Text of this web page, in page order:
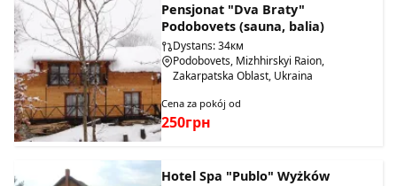
Pensjonat "Dva Braty"
Podobovets (sauna, balia)
Dystans: 34км
Podobovets, Mizhhirskyi Raion,
Zakarpatska Oblast, Ukraina
Cena za pokój od
250грн
Hotel Spa "Publo" Wyżków